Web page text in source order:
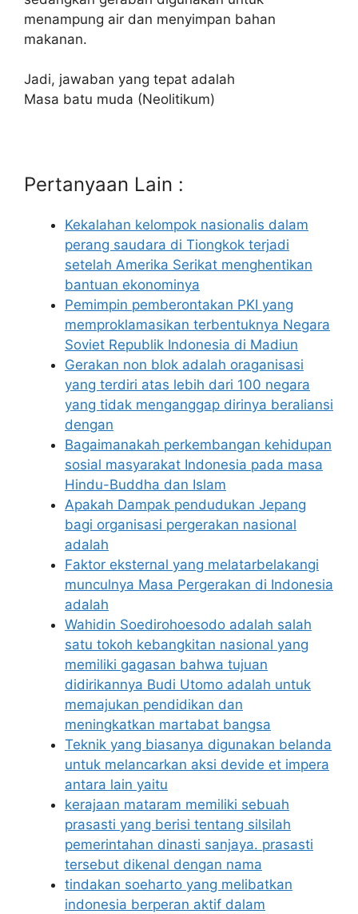
menampung air dan menyimpan bahan
makanan.
Jadi, jawaban yang tepat adalah
Masa batu muda (Neolitikum)
Pertanyaan Lain :
Kekalahan kelompok nasionalis dalam
perang saudara di Tiongkok terjadi
setelah Amerika Serikat menghentikan
bantuan ekonominya
Pemimpin pemberontakan PKI yang
memproklamasikan terbentuknya Negara
Soviet Republik Indonesia di Madiun
Gerakan non blok adalah oraganisasi
yang terdiri atas lebih dari 100 negara
yang tidak menganggap dirinya beraliansi
dengan
Bagaimanakah perkembangan kehidupan
sosial masyarakat Indonesia pada masa
Hindu-Buddha dan Islam
Apakah Dampak pendudukan Jepang
bagi organisasi pergerakan nasional
adalah
Faktor eksternal yang melatarbelakangi
munculnya Masa Pergerakan di Indonesia
adalah
Wahidin Soedirohoesodo adalah salah
satu tokoh kebangkitan nasional yang
memiliki gagasan bahwa tujuan
didirikannya Budi Utomo adalah untuk
memajukan pendidikan dan
meningkatkan martabat bangsa
Teknik yang biasanya digunakan belanda
untuk melancarkan aksi devide et impera
antara lain yaitu
kerajaan mataram memiliki sebuah
prasasti yang berisi tentang silsilah
pemerintahan dinasti sanjaya. prasasti
tersebut dikenal dengan nama
tindakan soeharto yang melibatkan
indonesia berperan aktif dalam